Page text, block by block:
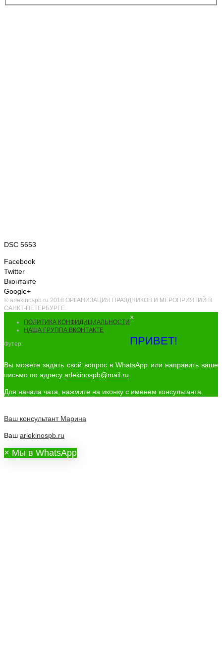
DSC 5653
Facebook
Twitter
Вконтакте
Google+
© arlekinospb.ru 2018 ОРГАНИЗАЦИЯ ПРАЗДНИКОВ И МЕРОПРИЯТИЙ В
САНКТ-ПЕТЕРБУРГЕ.
ПОЛИТИКА КОНФИДИЦИАЛЬНОСТИ
НАША ГРУППА ВКОНТАКТЕ
Футер
×
ПРИВЕТ!
Вы можете задать свой вопрос в WhatsApp или направить ваше
письмо по адресу arlekinospb@mail.ru
Для начала чата, нажмите на иконку с именем консультанта.
Ваш консультант Марина
Ваш arlekinospb.ru
× Мы в WhatsApp